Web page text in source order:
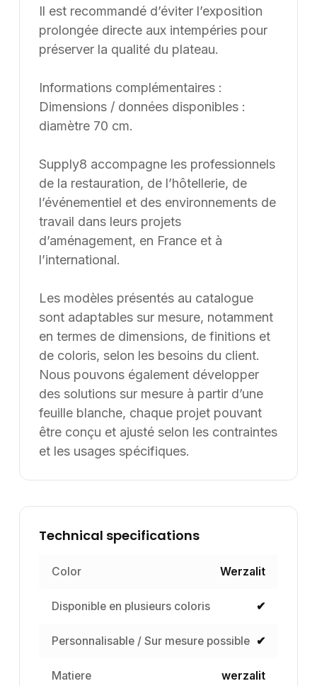
Il est recommandé d’éviter l’exposition
prolongée directe aux intempéries pour
préserver la qualité du plateau.
Informations complémentaires :
Dimensions / données disponibles :
diamètre 70 cm.
Supply8 accompagne les professionnels
de la restauration, de l’hôtellerie, de
l’événementiel et des environnements de
travail dans leurs projets
d’aménagement, en France et à
l’international.
Les modèles présentés au catalogue
sont adaptables sur mesure, notamment
en termes de dimensions, de finitions et
de coloris, selon les besoins du client.
Nous pouvons également développer
des solutions sur mesure à partir d’une
feuille blanche, chaque projet pouvant
être conçu et ajusté selon les contraintes
et les usages spécifiques.
Technical specifications
Color Werzalit
Disponible en plusieurs coloris ✔
Personnalisable / Sur mesure possible ✔
Matiere werzalit